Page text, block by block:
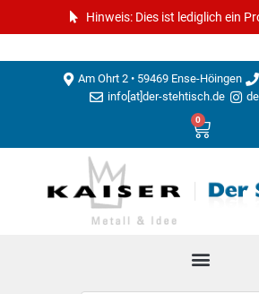
Hinweis: Dies ist lediglich ein
Am Ohrt 2 • 59469 Ense-Höingen
info[at]der-stehtisch.de
0